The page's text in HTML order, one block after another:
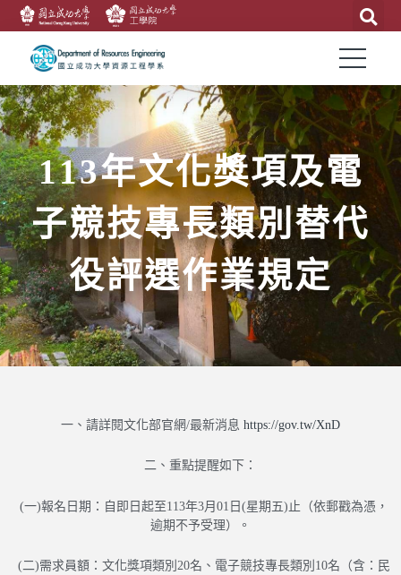
113年文化獎項及電
子競技專長類別替代
役評選作業規定
一、請詳閱文化部官網/最新消息 https://gov.tw/XnD
二、重點提醒如下：
(一)報名日期：自即日起至113年3月01日(星期五)止（依郵戳為憑，
逾期不予受理）。
(二)需求員額：文化獎項類別20名、電子競技專長類別10名（含：民